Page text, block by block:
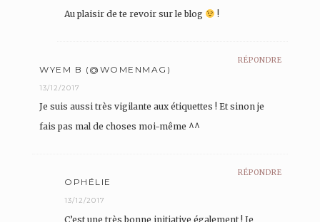
Au plaisir de te revoir sur le blog
!
RÉPONDRE
WYEM B (@WOMENMAG)
13/12/2017
Je suis aussi très vigilante aux étiquettes ! Et sinon je
fais pas mal de choses moi-même ^^
RÉPONDRE
OPHÉLIE
13/12/2017
C’est une très bonne initiative également ! Je